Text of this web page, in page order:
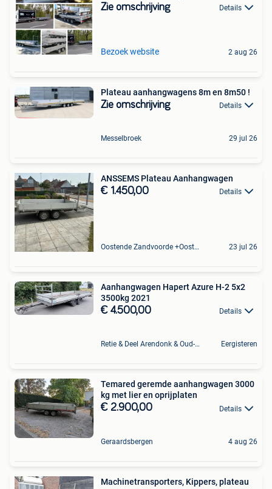
Zie omschrijving Details
Bezoek website 2 aug 26
Plateau aanhangwagens 8m en 8m50 !
Zie omschrijving Details
Messelbroek 29 jul 26
ANSSEMS Plateau Aanhangwagen
€ 1.450,00 Details
Oostende Zandvoorde +Oostende 23 jul 26
Aanhangwagen Hapert Azure H-2 5x2
3500kg 2021
€ 4.500,00 Details
Retie & Deel Arendonk & Oud-Turnhout Eergisteren
Temared geremde aanhangwagen 3000
kg met lier en oprijplaten
€ 2.900,00 Details
Geraardsbergen 4 aug 26
Machinetransporters, Kippers, plateau